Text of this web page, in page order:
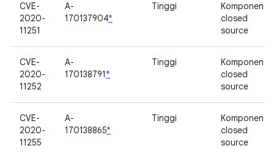
CVE-
2020-
11251
A-
170137904*
Tinggi
Komponen
closed
source
CVE-
2020-
11252
A-
170138791*
Tinggi
Komponen
closed
source
CVE-
2020-
11255
A-
170138865*
Tinggi
Komponen
closed
source